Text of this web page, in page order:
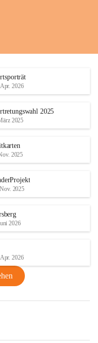
2026
2025
2025
2025
2025
2026
2026